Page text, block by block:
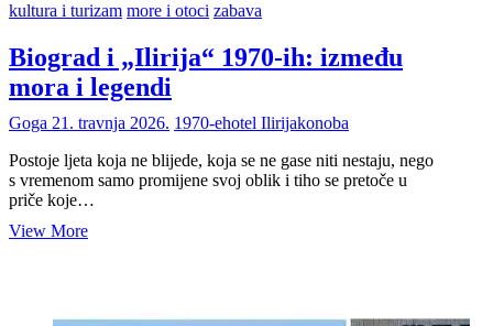
kultura i turizam more i otoci zabava
Biograd i „Ilirija“ 1970-ih: između
mora i legendi
Goga 21. travnja 2026. 1970-ehotel Ilirijakonoba
Postoje ljeta koja ne blijede, koja se ne gase niti nestaju, nego
s vremenom samo promijene svoj oblik i tiho se pretoče u
priče koje…
View MoreBiograd